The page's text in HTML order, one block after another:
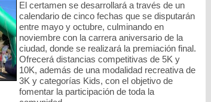
El certamen se desarrollará a través de un
calendario de cinco fechas que se disputarán
entre mayo y octubre, culminando en
noviembre con la carrera aniversario de la
ciudad, donde se realizará la premiación final.
Ofrecerá distancias competitivas de 5K y
10K, además de una modalidad recreativa de
3K y categorías Kids, con el objetivo de
fomentar la participación de toda la